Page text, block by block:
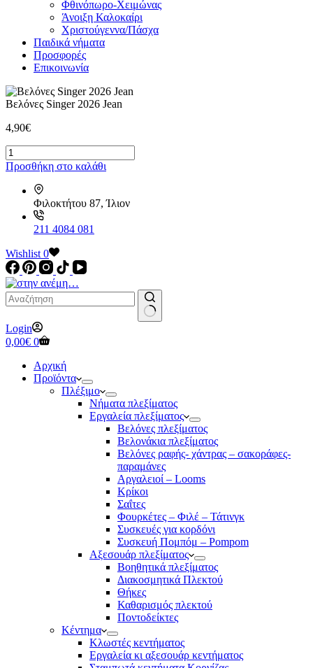
Φθινόπωρο-Χειμώνας
Άνοιξη Καλοκαίρι
Χριστούγεννα/Πάσχα
Παιδικά νήματα
Προσφορές
Επικοινωνία
Βελόνες Singer 2026 Jean
4,90€
Βελόνες
Singer
2026
Jean
ποσότητα
Προσθήκη στο καλάθι
Φιλοκτήτου 87, Ίλιον
211 4084 081
Wishlist 0
No
results
Login
Καλάθι
0,00€ 0
Αρχική
Προϊόντα
Πλέξιμο
Νήματα πλεξίματος
Εργαλεία πλεξίματος
Βελόνες πλεξίματος
Βελονάκια πλεξίματος
Βελόνες ραφής- χάντρας – σακοράφες-
παραμάνες
Αργαλειοί – Looms
Κρίκοι
Σαΐτες
Φουρκέτες – Φιλέ – Τάτινγκ
Συσκευές για κορδόνι
Συσκευή Πομπόμ – Pompom
Αξεσουάρ πλεξίματος
Βοηθητικά πλεξίματος
Διακοσμητικά Πλεκτού
Θήκες
Καθαρισμός πλεκτού
Ποντοδείκτες
Κέντημα
Κλωστές κεντήματος
Eργαλεία κι αξεσουάρ κεντήματος